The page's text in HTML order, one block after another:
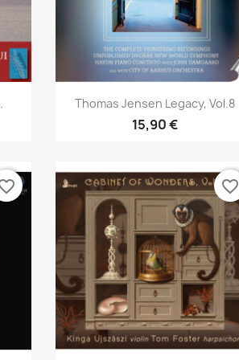
 Aperçu rapide
Thomas Jensen Legacy, Vol.8
15,90 €
favorite_border